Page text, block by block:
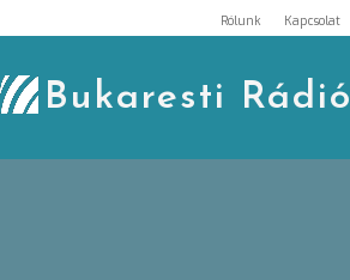
to
content
Rólunk Kapcsolat
Bukaresti Rádió